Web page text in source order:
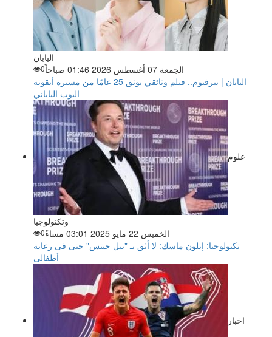
اليابان
الجمعة 07 أغسطس 2026 01:46 صباحاً
0
اليابان | بيرفيوم.. فيلم وثائقي يوثق 25 عامًا من مسيرة أيقونة
البوب الياباني
علوم
وتكنولوجيا
الخميس 22 مايو 2025 03:01 مساءً
0
تكنولوجيا: إيلون ماسك: لا أثق بـ "بيل جيتس" حتى فى رعاية
أطفالى
اخبار